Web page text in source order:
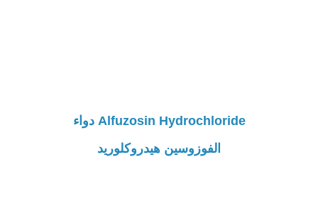
Alfuzosin Hydrochloride دواء
الفوزوسين هيدروكلوريد